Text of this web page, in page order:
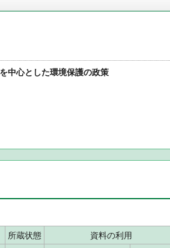
中心とした環境保護の政策
所蔵状態
資料の利用